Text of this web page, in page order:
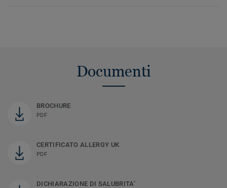
Documenti
BROCHURE
PDF
CERTIFICATO ALLERGY UK
PDF
DICHIARAZIONE DI SALUBRITA’